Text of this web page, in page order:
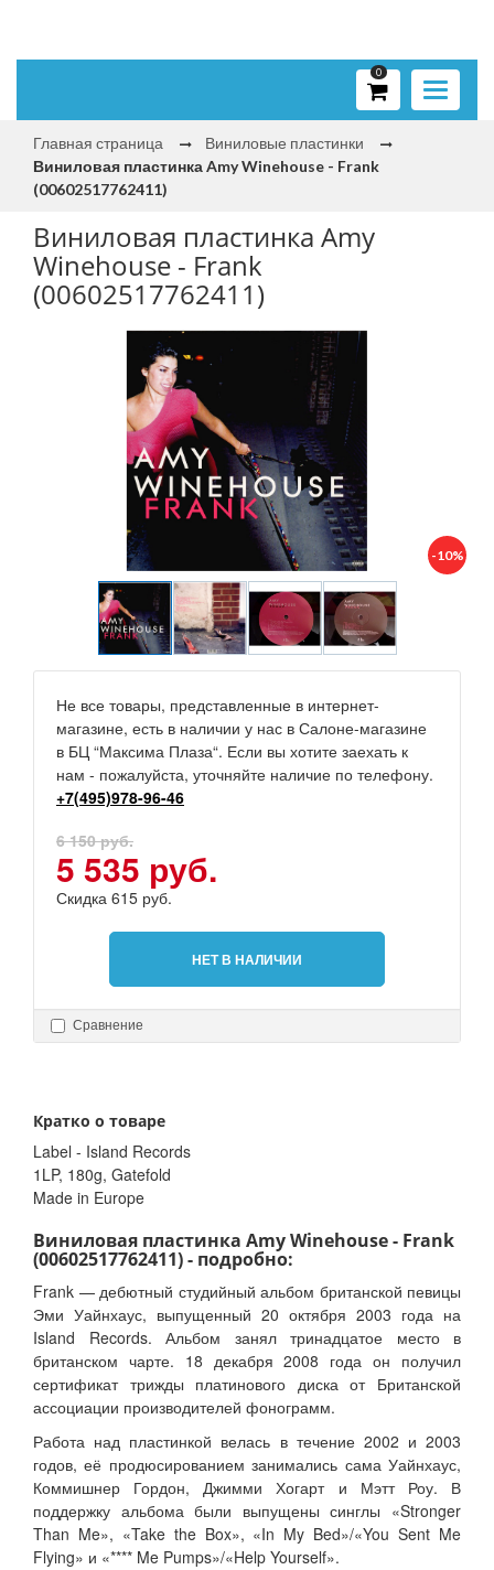
Toggle
0
Главная страница
Виниловые пластинки
Виниловая пластинка Amy Winehouse - Frank
(00602517762411)
Виниловая пластинка Amy
Winehouse - Frank
(00602517762411)
-10%
Не все товары, представленные в интернет-
магазине, есть в наличии у нас в Салоне-магазине
в БЦ “Максима Плаза“. Если вы хотите заехать к
нам - пожалуйста, уточняйте наличие по телефону.
+7(495)978-96-46
6 150 руб.
5 535 руб.
Скидка 615 руб.
НЕТ В НАЛИЧИИ
Сравнение
Кратко о товаре
Label - Island Records
1LP, 180g, Gatefold
Made in Europe
Виниловая пластинка Amy Winehouse - Frank
(00602517762411) - подробно:
Frank — дебютный студийный альбом британской певицы
Эми Уайнхаус, выпущенный 20 октября 2003 года на
Island Records. Альбом занял тринадцатое место в
британском чарте. 18 декабря 2008 года он получил
сертификат трижды платинового диска от Британской
ассоциации производителей фонограмм.
Работа над пластинкой велась в течение 2002 и 2003
годов, её продюсированием занимались сама Уайнхаус,
Коммишнер Гордон, Джимми Хогарт и Мэтт Роу. В
поддержку альбома были выпущены синглы «Stronger
Than Me», «Take the Box», «In My Bed»/«You Sent Me
Flying» и «**** Me Pumps»/«Help Yourself».